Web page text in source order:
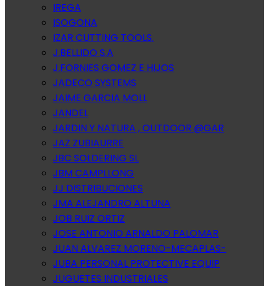
IREGA
ISOGONA
IZAR CUTTING TOOLS.
J.BELLIDO S.A
J.FORNIES GOMEZ E HIJOS
JADECO SYSTEMS
JAIME GARCIA MOLL
JANDEL
JARDIN Y NATURA , OUTDOOR @GAR
JAZ ZUBIAURRE
JBC SOLDERING SL
JBM CAMPLLONG
JJ DISTRIBUCIONES
JMA ALEJANDRO ALTUNA
JOB RUIZ ORTIZ
JOSE ANTONIO ARNALDO PALOMAR
JUAN ALVAREZ MORENO-MECAPLAS-
JUBA PERSONAL PROTECTIVE EQUIP
JUGUETES INDUSTRIALES